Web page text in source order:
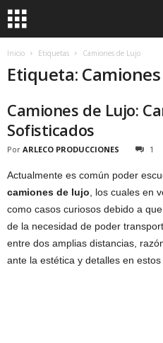
Inicio Etiquetas Camiones de Lujo
Etiqueta:
Camiones de Lujo:
Sofisticados
Por ARLECO PRODUCCIONES 1
Actualmente es común poder
camiones de lujo , los cuales en
como casos curiosos debido a
de la necesidad de poder
entre dos amplias distancias,
ante la estética y detalles en estos